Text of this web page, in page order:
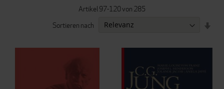
Artikel 97-120von 285
Sortieren nach